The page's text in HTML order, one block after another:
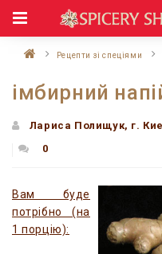
Рецепти зі спеціями
імбирний
Лариса Полищук, г.
0
Вам буде
потрібно (на
1 порцію):